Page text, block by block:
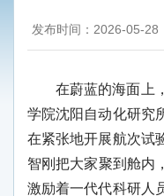
发布时间：2026-05-28
在蔚蓝的海面上
学院沈阳自动化研究
在紧张地开展航次试
智刚把大家聚到舱内
激励着一代代科研人